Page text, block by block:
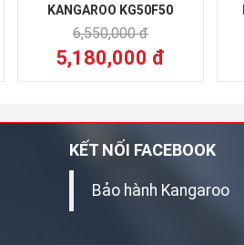
KANGAROO KG50F50
6,550,000 đ
5,180,000 đ
KẾT NỐI FACEBOOK